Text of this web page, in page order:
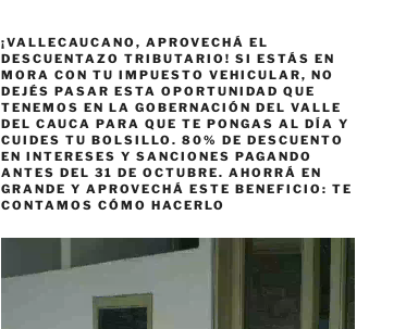
¡VALLECAUCANO, APROVECHÁ EL
DESCUENTAZO TRIBUTARIO! SI ESTÁS EN
MORA CON TU IMPUESTO VEHICULAR, NO
DEJÉS PASAR ESTA OPORTUNIDAD QUE
TENEMOS EN LA GOBERNACIÓN DEL VALLE
DEL CAUCA PARA QUE TE PONGAS AL DÍA Y
CUIDES TU BOLSILLO. 80% DE DESCUENTO
EN INTERESES Y SANCIONES PAGANDO
ANTES DEL 31 DE OCTUBRE. AHORRÁ EN
GRANDE Y APROVECHÁ ESTE BENEFICIO: TE
CONTAMOS CÓMO HACERLO
de